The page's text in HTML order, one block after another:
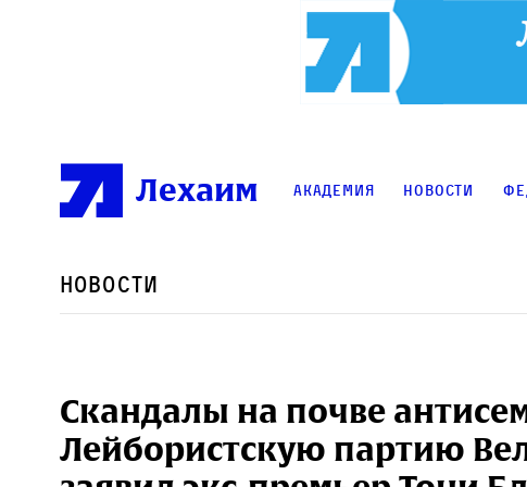
Лехаим Академия Новости
Новости
Скандалы на почве
Лейбористскую партию